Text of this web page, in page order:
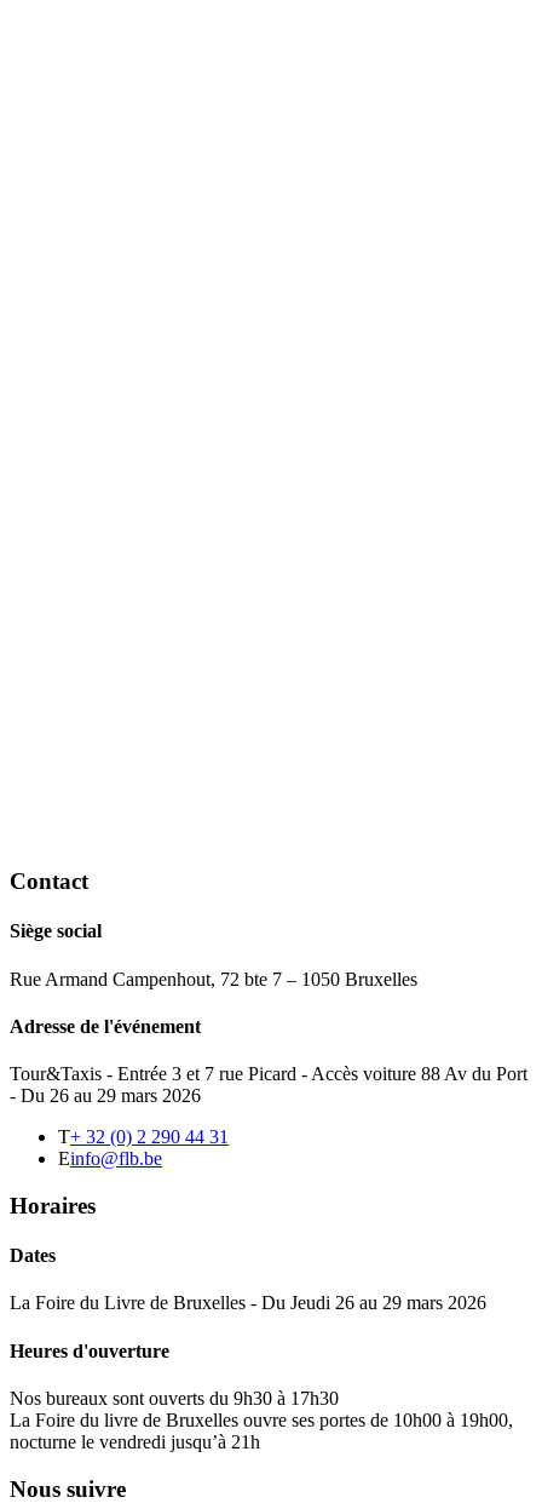
Contact
Siège social
Rue Armand Campenhout, 72 bte 7 – 1050 Bruxelles
Adresse de l'événement
Tour&Taxis - Entrée 3 et 7 rue Picard - Accès voiture 88 Av du Port
- Du 26 au 29 mars 2026
T+ 32 (0) 2 290 44 31
Einfo@flb.be
Horaires
Dates
La Foire du Livre de Bruxelles - Du Jeudi 26 au 29 mars 2026
Heures d'ouverture
Nos bureaux sont ouverts du 9h30 à 17h30
La Foire du livre de Bruxelles ouvre ses portes de 10h00 à 19h00,
nocturne le vendredi jusqu’à 21h
Nous suivre